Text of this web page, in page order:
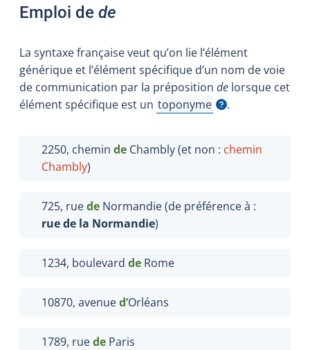
Emploi de de
La syntaxe française veut qu’on lie l’élément
générique et l’élément spécifique d’un nom de voie
de communication par la préposition de lorsque cet
élément spécifique est un toponyme
Afficher l'infobulle
.
2250, chemin de Chambly (et non : chemin
Chambly)
725, ruede Normandie (de préférence à :
rue de la Normandie)
1234, boulevard de Rome
10870, avenued’Orléans
1789, ruede Paris